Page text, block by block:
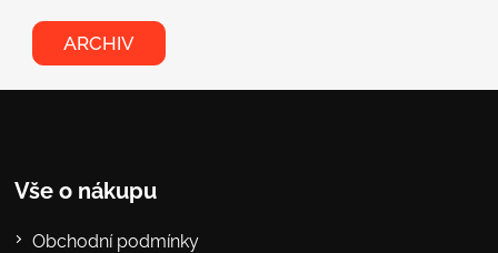
ARCHIV
Vše o nákupu
Obchodní podmínky